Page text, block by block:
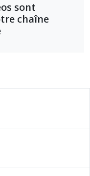
sont
chaîne